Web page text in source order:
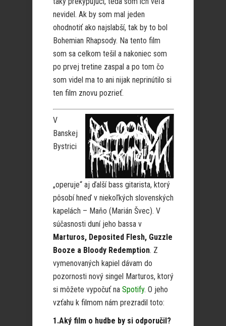
nevidel. Ak by som mal jeden
ohodnotiť ako najslabší, tak by to bol
Bohemian Rhapsody. Na tento film
som sa celkom tešil a nakoniec som
po prvej tretine zaspal a po tom čo
som videl ma to ani nijak neprinútilo si
ten film znovu pozrieť.
V
Banskej
Bystrici
„operuje“ aj ďalší bass gitarista, ktorý
pôsobí hneď v niekoľkých slovenských
kapelách – Maňo (Marián Švec). V
súčasnosti duní jeho bassa v
Marturos, Deposited Flesh, Guzzle
Booze a Bloody Redemption. Z
vymenovaných kapiel dávam do
pozornosti nový singel Marturos, ktorý
si môžete vypočuť na Spotify. O jeho
vzťahu k filmom nám prezradil toto:
1.Aký film o hudbe by si odporučil?